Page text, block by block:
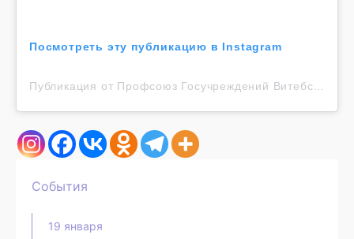
Посмотреть эту публикацию в Instagram
Публикация от Профсоюз Госучреждений Витебск (@vitebskprofsoiuzgos)
События
19 января